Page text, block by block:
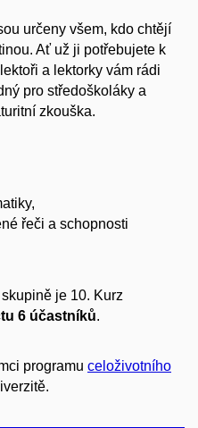
určeny všem, kdo chtějí
Ať už ji potřebujete k
a lektorky vám rádi
pro středoškoláky a
zkouška.
řeči a schopnosti
je 10. Kurz
6 účastníků.
programu celoživotního